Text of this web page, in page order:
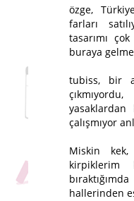
özge,
farları
tasarımı
buraya
tubiss, bir
çalışmıyor
Miskin
kirpiklerim
hallerinden